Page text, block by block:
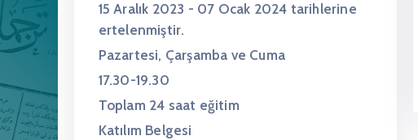
15 Aralık 2023 - 07 Ocak 2024 tarihlerine
ertelenmiştir.
Pazartesi, Çarşamba ve Cuma
17.30-19.30
Toplam 24 saat eğitim
Katılım Belgesi